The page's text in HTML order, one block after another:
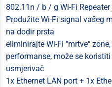
802.11n / b / g Wi-Fi
Produžite Wi-Fi signal vašeg
na dodir prsta
eliminirajte Wi-Fi "mrtve"
performanse, može se
usmjerivač
1x Ethernet LAN port + 1x